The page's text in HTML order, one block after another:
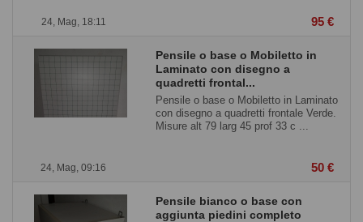
24, Mag, 18:11 95 €
24, Mag, 09:16
Pensile o base o Mobiletto in
Laminato con disegno a
quadretti frontal...
Pensile o base o Mobiletto in Laminato
con disegno a quadretti frontale Verde.
Misure alt 79 larg 45 prof 33 c ...
50 €
Pensile bianco o base con
aggiunta piedini completo